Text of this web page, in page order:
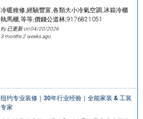
冷暖維修,經驗豐富,各類大小冷氣空調,冰箱冷櫃
執馬櫃,等等,價錢公道林,9176821051
By 已更新 on04/20/2026
3 months 2 weeks ago
纽约专业装修｜30年行业经验｜全能家装 & 工装
专家